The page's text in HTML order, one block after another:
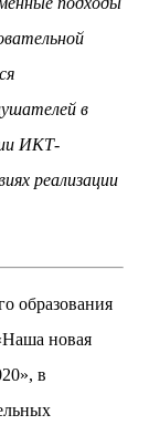
в
ИКТ-
реализации
образования
новая
в